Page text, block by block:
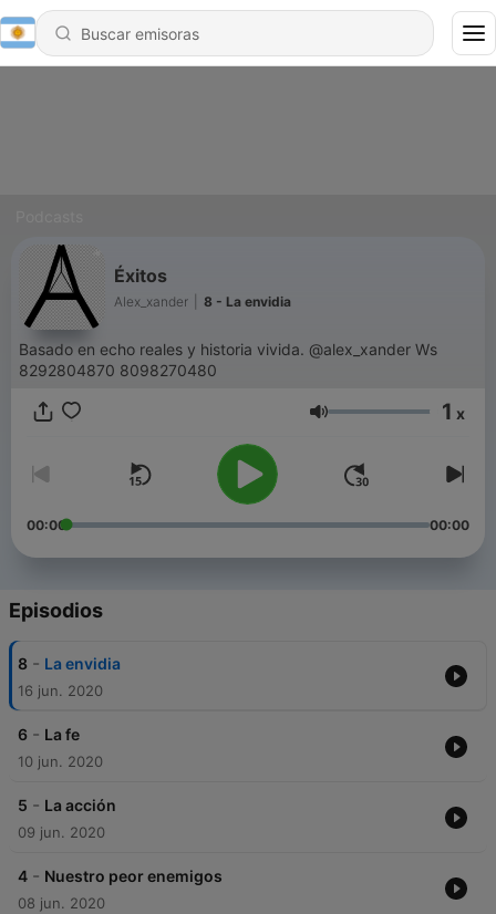
Éxitos
Alex_xander 8 - La envidia
Basado en echo reales y historia vivida. @alex_xander Ws
8292804870 8098270480
Volumen 1 x
00:00 00:00
Episodios
8 - La envidia
16 jun. 2020
6 - La fe
10 jun. 2020
5 - La acción
09 jun. 2020
4 - Nuestro peor enemigos
08 jun. 2020